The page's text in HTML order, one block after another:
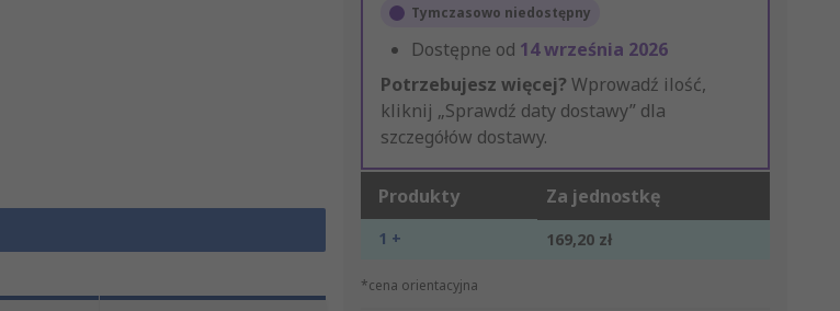
Tymczasowo niedostępny
Dostępne od 14 września 2026
Potrzebujesz więcej? Wprowadź ilość,
kliknij „Sprawdź daty dostawy” dla
szczegółów dostawy.
Produkty Za jednostkę
1 + 169,20 zł
*cena orientacyjna